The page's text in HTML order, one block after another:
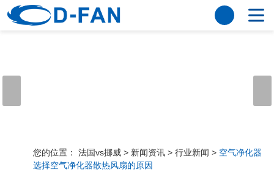
法国vs挪威
应用案例您的位置： 法国vs挪威> 新闻资讯> 行业新闻 > 空气净化器
选择空气净化器散热风扇的原因